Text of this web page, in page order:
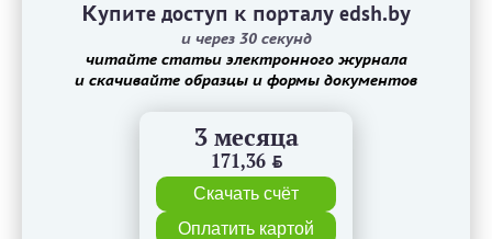
Купите доступ к порталу edsh.by
и через 30 секунд
читайте статьи электронного журнала
и скачивайте образцы и формы документов
3 месяца
171,36 BYN
Скачать счёт
Оплатить картой